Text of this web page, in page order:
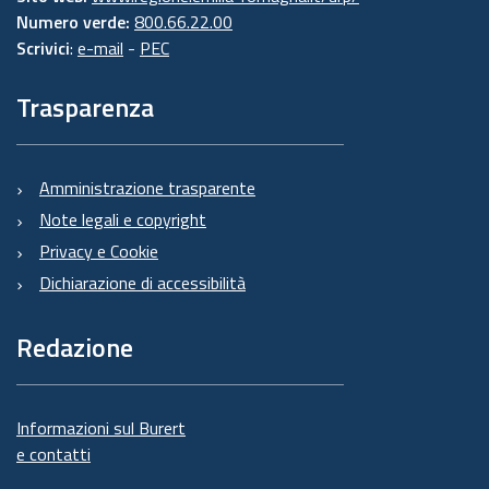
Numero verde: 800.66.22.00
Scrivici: e-mail - PEC
Trasparenza
Amministrazione trasparente
Note legali e copyright
Privacy e Cookie
Dichiarazione di accessibilità
Redazione
Informazioni sul Burert
e contatti